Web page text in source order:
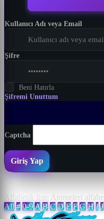
Kullanıcı Adı veya Email
Şifre
Beni Hatırla
Şifremi Unuttum
Captcha
Giriş Yap
Alfabetik liste Animeleri
All # 0-9A B C D E F G H I J